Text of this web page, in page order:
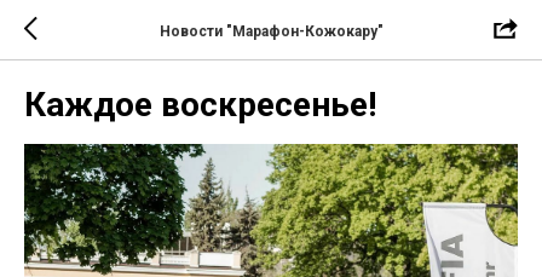
Новости "Марафон-Кожокару"
Каждое воскресенье!